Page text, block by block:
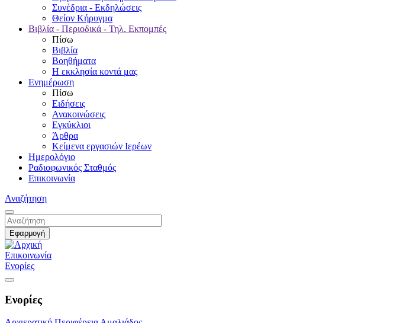
Συνέδρια - Εκδηλώσεις
Θείον Κήρυγμα
Βιβλία - Περιοδικά - Τηλ. Εκπομπές
Πίσω
Βιβλία
Βοηθήματα
Η εκκλησία κοντά μας
Ενημέρωση
Πίσω
Ειδήσεις
Ανακοινώσεις
Εγκύκλιοι
Άρθρα
Κείμενα εργασιών Ιερέων
Ημερολόγιο
Ραδιοφωνικός Σταθμός
Επικοινωνία
Αναζήτηση
Επικοινωνία
Ενορίες
Ενορίες